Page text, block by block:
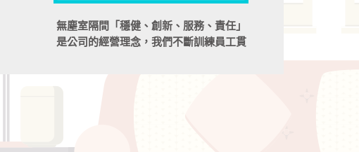
無塵室隔間「穩健、創新、服務、責任」
是公司的經營理念，我們不斷訓練員工貫